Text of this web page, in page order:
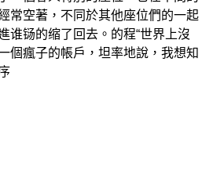
常空著，不同於其他座位們的一起
谁铴的缩了回去。的程“世界上沒
個瘋子的帳戶，坦率地說，我想知